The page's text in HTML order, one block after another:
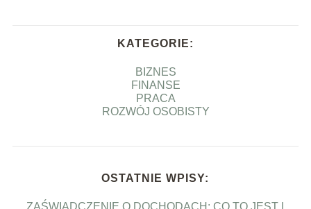
KATEGORIE:
BIZNES
FINANSE
PRACA
ROZWÓJ OSOBISTY
OSTATNIE WPISY:
ZAŚWIADCZENIE O DOCHODACH: CO TO JEST I